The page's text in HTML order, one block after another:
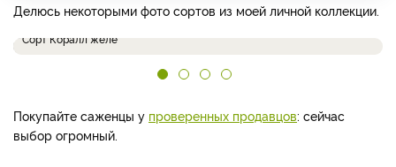
Делюсь некоторыми фото сортов из моей личной коллекции.
Сорт Коралл желе
Покупайте саженцы у проверенных продавцов: сейчас
выбор огромный.